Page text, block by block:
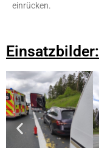
einrücken.
Einsatzbilder: